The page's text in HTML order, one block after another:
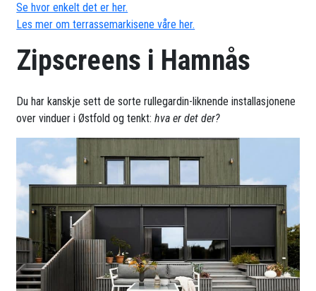
Se hvor enkelt det er her.
Les mer om terrassemarkisene våre her.
Zipscreens i Hamnås
Du har kanskje sett de sorte rullegardin-liknende installasjonene
over vinduer i Østfold og tenkt:hva er det der?